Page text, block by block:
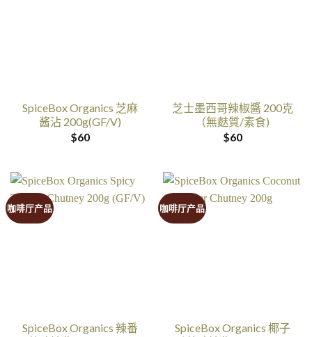
SpiceBox Organics 芝麻
酱沾 200g(GF/V)
$60
芝士墨西哥辣椒醬 200克
（無麩質/素食)
$60
咖啡厅产品
SpiceBox Organics 辣番
咖啡厅产品
SpiceBox Organics 椰子